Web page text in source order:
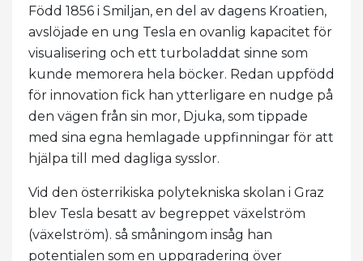
Född 1856 i Smiljan, en del av dagens Kroatien,
avslöjade en ung Tesla en ovanlig kapacitet för
visualisering och ett turboladdat sinne som
kunde memorera hela böcker. Redan uppfödd
för innovation fick han ytterligare en nudge på
den vägen från sin mor, Djuka, som tippade
med sina egna hemlagade uppfinningar för att
hjälpa till med dagliga sysslor.
Vid den österrikiska polytekniska skolan i Graz
blev Tesla besatt av begreppet växelström
(växelström). så småningom insåg han
potentialen som en uppgradering över